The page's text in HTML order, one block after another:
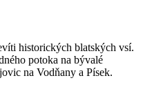
historických blatských vsí.
potoka na bývalé
na Vodňany a Písek.